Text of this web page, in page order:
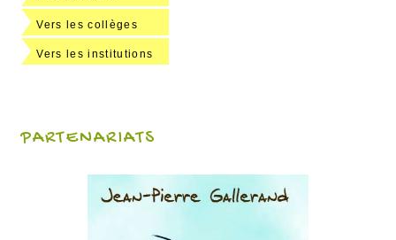
Vers les collèges
Vers les institutions
PARTENARIATS